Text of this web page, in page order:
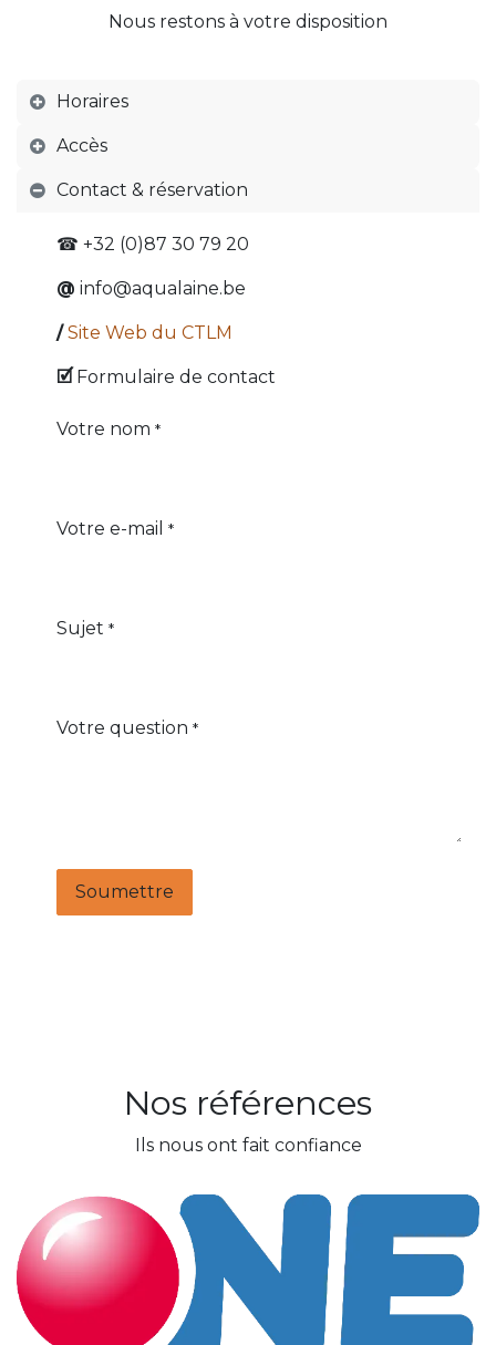
Nous restons à votre disposition
Horaires
Accès
Contact & réservation
☎ +32 (0)87 30 79 20
@ info@aqualaine.be
/ Site Web du CTLM
🗹Formulaire de contact
Votre nom *
Votre e-mail *
Sujet *
Votre question *
Soumettre
Nos références
Ils nous ont fait confiance